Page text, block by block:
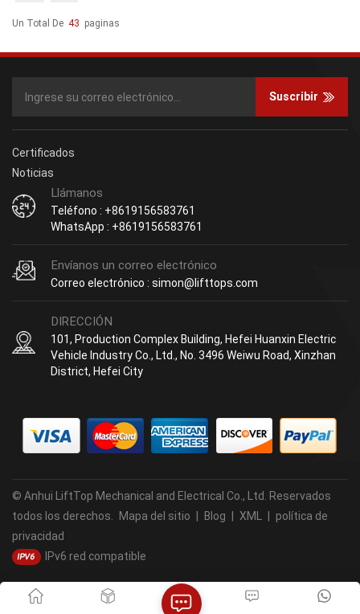
Un Total De 43 Paginas
Suscribir
Certificados
Noticias
Llámanos
Teléfono : +8619156583761
WhatsApp : +8619156583761
Envíanos un correo electrónico
Correo electrónico : simon@lifttops.com
DIRECCIÓN
101, Production Complex Building, Hefei Huanxin Electric
Vehicle Industry Co., Ltd., No. 3496 Weiwu Road, Xinzhan
District, Hefei City
© Anhui LiftTop Mechanical and Electrical Co., Ltd. Reservados
todos los derechos.
Mapa del sitio Blog XML
política de
privacidad
IPv6 red compatible